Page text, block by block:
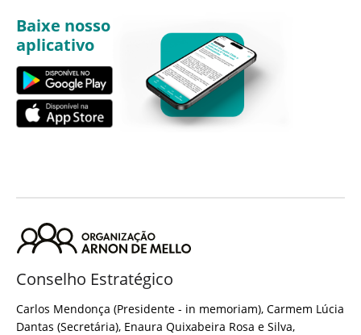
Baixe nosso
aplicativo
Conselho Estratégico
Carlos Mendonça (Presidente - in memoriam), Carmem Lúcia
Dantas (Secretária), Enaura Quixabeira Rosa e Silva,